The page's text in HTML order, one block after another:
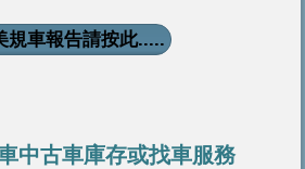
規車報告請按此.....
中古車庫存或找車服務